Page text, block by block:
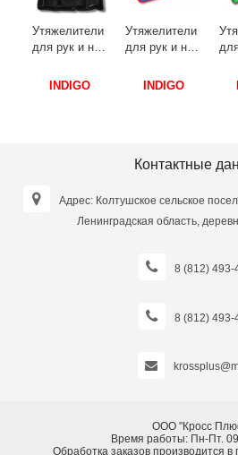
Утяжелители
для рук и ног
ПРОФИ SM-
INDIGO
Утяжелители
для рук и ног
КЛАССИКА
INDIGO
для
Контактные
Адрес: Колтушское сельское
Ленинградская область,
8 (812) 493-
8 (812) 493-
ООО "Кросс
Время работы: Пн-Пт.
Обработка заказов производится